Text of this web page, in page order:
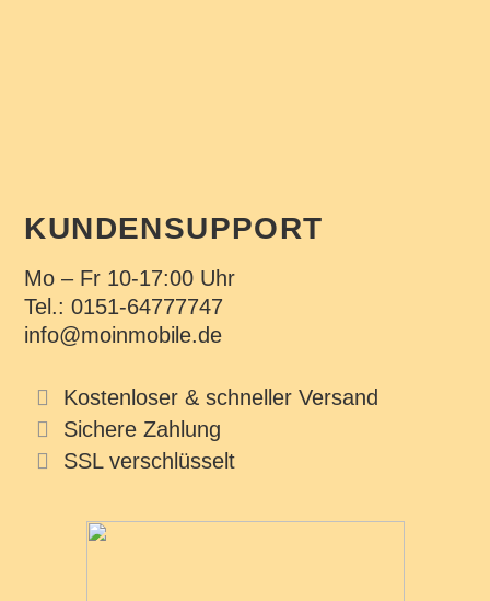
KUNDENSUPPORT
Mo – Fr 10-17:00 Uhr
Tel.: 0151-64777747
info@moinmobile.de
Kostenloser & schneller Versand
Sichere Zahlung
SSL verschlüsselt